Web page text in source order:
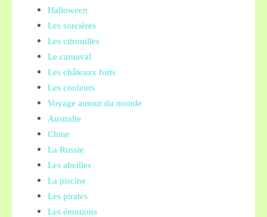
Halloween
Les sorcières
Les citrouilles
Le carnaval
Les châteaux forts
Les couleurs
Voyage autour du monde
Australie
Chine
La Russie
Les abeilles
La piscine
Les pirates
Les émotions